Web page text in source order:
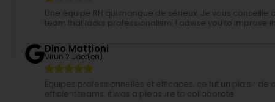
Une équipe RH qui manque de sérieux. Je vous conseille
team that lacks professionalism. I advise you to improve
Dino Mattioni
Virun 2 Joer(en)
Équipes professionnelles et efficaces, ce fut un plaisir
efficient teams, it was a pleasure to collaborate.